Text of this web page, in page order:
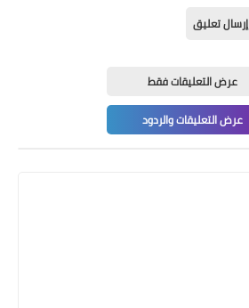
إرسال تعليق
عرض التعليقات فقط
عرض التعليقات والردود